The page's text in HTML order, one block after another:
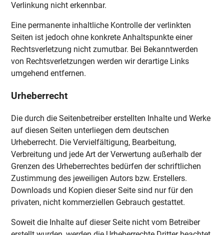
Verlinkung nicht erkennbar.
Eine permanente inhaltliche Kontrolle der verlinkten
Seiten ist jedoch ohne konkrete Anhaltspunkte einer
Rechtsverletzung nicht zumutbar. Bei Bekanntwerden
von Rechtsverletzungen werden wir derartige Links
umgehend entfernen.
Urheberrecht
Die durch die Seitenbetreiber erstellten Inhalte und Werke
auf diesen Seiten unterliegen dem deutschen
Urheberrecht. Die Vervielfältigung, Bearbeitung,
Verbreitung und jede Art der Verwertung außerhalb der
Grenzen des Urheberrechtes bedürfen der schriftlichen
Zustimmung des jeweiligen Autors bzw. Erstellers.
Downloads und Kopien dieser Seite sind nur für den
privaten, nicht kommerziellen Gebrauch gestattet.
Soweit die Inhalte auf dieser Seite nicht vom Betreiber